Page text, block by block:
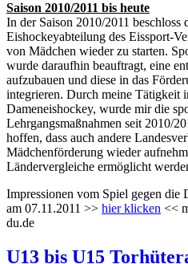
Saison 2010/2011 bis heute
In der Saison 2010/2011 beschloss
Eishockeyabteilung des Eissport-
von Mädchen wieder zu starten.
wurde daraufhin beauftragt, eine
aufzubauen und diese in das
integrieren. Durch meine Tätigkeit
Dameneishockey, wurde mir die
Lehrgangsmaßnahmen seit 2010/
hoffen, dass auch andere
Mädchenförderung wieder
Ländervergleiche ermöglicht
Impressionen vom Spiel gegen die
am 07.11.2011 >> hier klicken <<
du.de
U13 bis U15